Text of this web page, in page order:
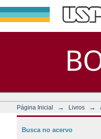
Página Inicial → Livros →
Busca no acervo